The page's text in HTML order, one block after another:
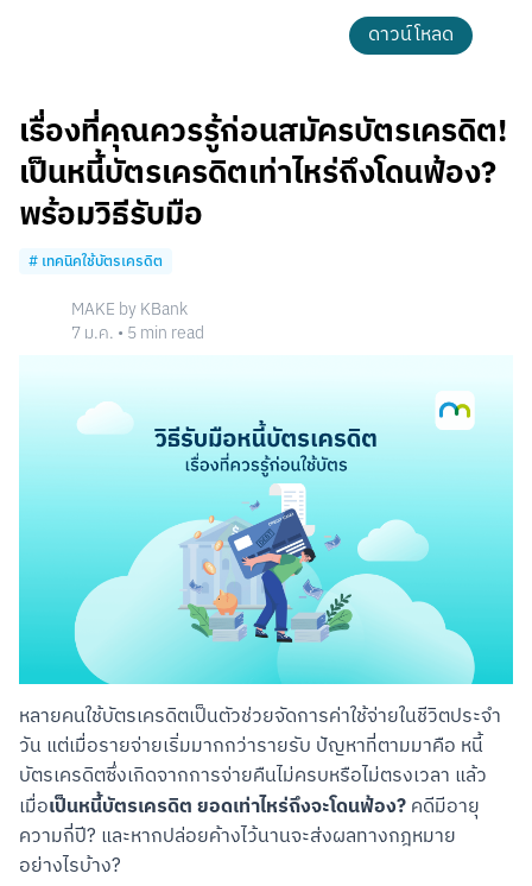
ดาวน์โหลด
เรื่องที่คุณควรรู้ก่อนสมัครบัตรเครดิต!
เป็นหนี้บัตรเครดิตเท่าไหร่ถึงโดนฟ้อง?
พร้อมวิธีรับมือ
# เทคนิคใช้บัตรเครดิต
MAKE by KBank
7 ม.ค. • 5min read
หลายคนใช้บัตรเครดิตเป็นตัวช่วยจัดการค่าใช้จ่ายในชีวิตประจำ
วัน แต่เมื่อรายจ่ายเริ่มมากกว่ารายรับ ปัญหาที่ตามมาคือ หนี้
บัตรเครดิตซึ่งเกิดจากการจ่ายคืนไม่ครบหรือไม่ตรงเวลา แล้ว
เมื่อเป็นหนี้บัตรเครดิต ยอดเท่าไหร่ถึงจะโดนฟ้อง? คดีมีอายุ
ความกี่ปี? และหากปล่อยค้างไว้นานจะส่งผลทางกฎหมาย
อย่างไรบ้าง?